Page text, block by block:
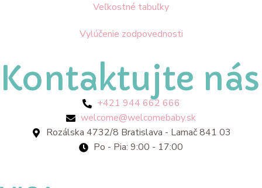
Veľkostné tabuľky
Vylúčenie zodpovednosti
Kontaktujte nás
+421 944 662 666
welcome@welcomebaby.sk
Rozálska 4732/8 Bratislava - Lamač 841 03
Po - Pia: 9:00 - 17:00